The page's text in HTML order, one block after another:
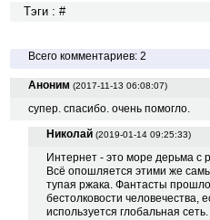
Тэги : #
Всего комментариев: 2
Аноним (2017-11-13 06:08:07)
супер. спасибо. очень помогло.
Николай (2019-01-14 09:25:33)
Интернет - это море дерьма с
Всё опошляется этими же
тупая ржака. Фантасты
бестолковости человечества,
используется глобальная сеть.